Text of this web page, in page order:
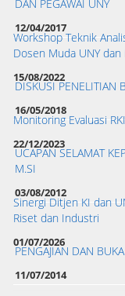
DAN PEGAWAI UNY
12/04/2017
Workshop Teknik
Dosen Muda UNY dan
15/08/2022
DISKUSI PENELITIAN
16/05/2018
Monitoring Evaluasi
22/12/2023
UCAPAN SELAMAT
M.SI
03/08/2012
Sinergi Ditjen KI dan
Riset dan Industri
01/07/2026
PENGAJIAN DAN
11/07/2014